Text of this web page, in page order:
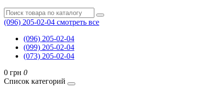
(096) 205-02-04 смотреть все
(096) 205-02-04
(099) 205-02-04
(073) 205-02-04
0 грн 0
Список категорий